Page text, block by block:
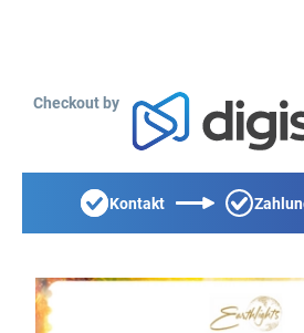
Checkout by
Kontakt